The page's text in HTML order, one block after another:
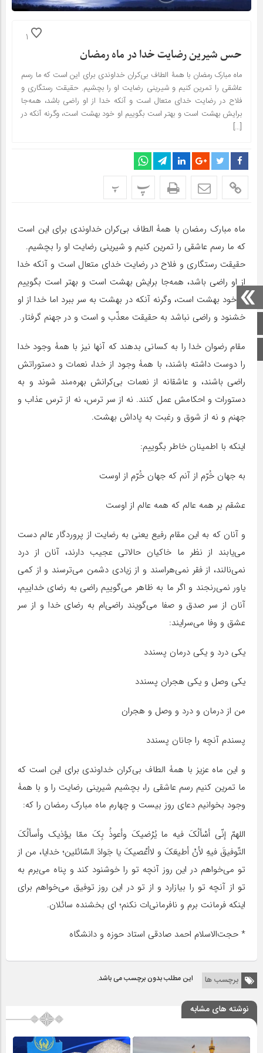
صفحه اصلی
اینستاگرام
1
حس شیرین رضایت خدا در ماه رمضان
ماه مبارک رمضان با همۀ الطاف بی‌کران خداوندی برای این است که ما رسم
عاشقی را تمرین کنیم و شیرینی رضایت او را بچشیم. حقیقت رستگاری و
فلاح در رضایت خدای متعال است و آنکه خدا از او راضی باشد، همه‌جا
برایش بهشت است و بهتر است بگوییم او خود بهشت است، وگرنه آنکه در
[…]
پ پ
ماه مبارک رمضان با همۀ الطاف بی‌کران خداوندی برای این است
که ما رسم عاشقی را تمرین کنیم و شیرینی رضایت او را بچشیم.
حقیقت رستگاری و فلاح در رضایت خدای متعال است و آنکه خدا
از او راضی باشد، همه‌جا برایش بهشت است و بهتر است بگوییم
او خود بهشت است، وگرنه آنکه در بهشت به سر ببرد اما خدا از او
خشنود و راضی نباشد به حقیقت معذّب و است و در جهنم گرفتار.
مقام رضوان خدا را به کسانی بدهند که آنها نیز با همۀ وجود خدا
را دوست داشته باشند، با همۀ وجود از خدا، نعمات و دستوراتش
راضی باشند، و عاشقانه از نعمات بی‌کرانش بهره‌مند شوند و به
دستورات و احکامش عمل کنند. نه از سر ترس، نه از ترس عذاب و
جهنم و نه از شوق و رغبت به پاداش بهشت.
اینکه با اطمینان خاطر بگوییم:
به جهان خُرّم از آنم که جهان خُرّم از اوست
عشقم بر همه عالم که همه عالم از اوست
و آنان که به این مقام رفیع یعنی به رضایت از پروردگار عالم دست
می‌یابند از نظر ما خاکیان حالاتی عجیب دارند، آنان از درد
نمی‌نالند، از فقر نمی‌هراسند و از زیادی دشمن می‌ترسند و از کمی
یاور نمی‌رنجند و اگر ما به ظاهر می‌گوییم راضی به رضای خداییم،
آنان از سر صدق و صفا می‌گویند راضی‌ام به رضای خدا و از سر
عشق و وفا می‌سرایند:
یکی درد و یکی درمان پسندد
یکی وصل و یکی هجران پسندد
من از درمان و درد و وصل و هجران
پسندم آنچه را جانان پسندد
و این ماه عزیز با همۀ الطاف بی‌کران خداوندی برای این است که
ما تمرین کنیم رسم عاشقی را، بچشیم شیرینی رضایت را و با همۀ
وجود بخوانیم دعای روز بیست و چهارم ماه مبارک رمضان را که:
اللهمّ إنّی أسْألُکَ فیه ما یُرْضیکَ وأعوذُ بِکَ ممّا یؤذیک وأسألُکَ
التّوفیقَ فیهِ لأنْ أطیعَکَ و لاأعْصیکَ یا جَوادَ السّائلین؛ خدایا، من از
تو می‌خواهم در این روز آنچه تو را خوشنود کند و پناه می‌برم به
تو از آنچه تو را بیازارد و از تو در این روز توفیق می‌خواهم برای
اینکه فرمانت برم و نافرمانی‌ات نکنم؛ ای بخشنده سائلان.
* حجت‌الاسلام احمد صادقی استاد حوزه و دانشگاه
برچسب ها این مطلب بدون برچسب می باشد.
نوشته های مشابه